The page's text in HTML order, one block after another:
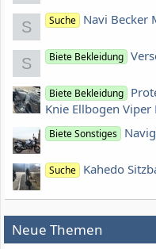
S Suche Navi Becker
S Biete Bekleidung
Biete Bekleidung
Knie Ellbogen
Biete Sonstiges
Suche Kahedo
Neue Themen